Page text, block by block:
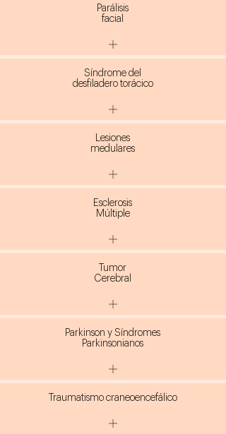
Parálisis
facial
Síndrome del
desfiladero torácico
Lesiones
medulares
Esclerosis
Múltiple
Tumor
Cerebral
Parkinson y Síndromes
Parkinsonianos
Traumatismo craneoencefálico